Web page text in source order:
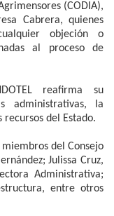
(CODIA),
Cabrera, quienes
objeción o
al proceso de
reafirma su
administrativas, la
del Estado.
del Consejo
Julissa Cruz,
Administrativa;
entre otros